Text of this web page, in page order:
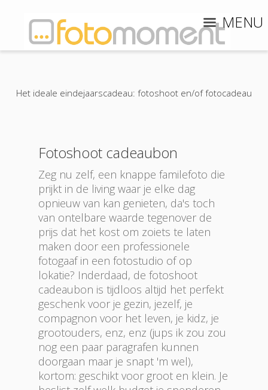
MENU
Het ideale eindejaarscadeau: fotoshoot en/of fotocadeau
Fotoshoot cadeaubon
Zeg nu zelf, een knappe familefoto die
prijkt in de living waar je elke dag
opnieuw van kan genieten, da's toch
van ontelbare waarde tegenover de
prijs dat het kost om zoiets te laten
maken door een professionele
fotogaaf in een fotostudio of op
lokatie? Inderdaad, de fotoshoot
cadeaubon is tijdloos altijd het perfekt
geschenk voor je gezin, jezelf, je
compagnon voor het leven, je kidz, je
grootouders, enz, enz (jups ik zou zou
nog een paar paragrafen kunnen
doorgaan maar je snapt 'm wel),
kortom: geschikt voor groot en klein. Je